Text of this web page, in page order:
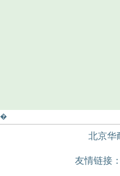
�
北京华
友情链接：